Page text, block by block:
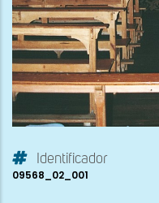
Identificador
09568_02_001